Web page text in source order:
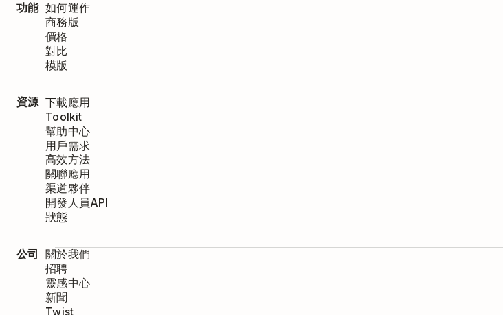
功能 如何運作
商務版
價格
對比
模版
資源 下載應用
Toolkit
幫助中心
用戶需求
高效方法
關聯應用
渠道夥伴
開發人員API
狀態
公司
關於我們
招聘
靈感中心
新聞
Twist